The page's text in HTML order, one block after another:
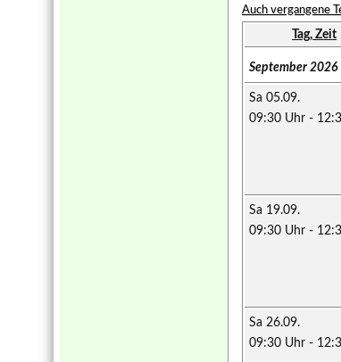
Auch vergangene
Tag, Zeit
September 2026
Sa 05.09.
09:30 Uhr -
Sa 19.09.
09:30 Uhr -
Sa 26.09.
09:30 Uhr -